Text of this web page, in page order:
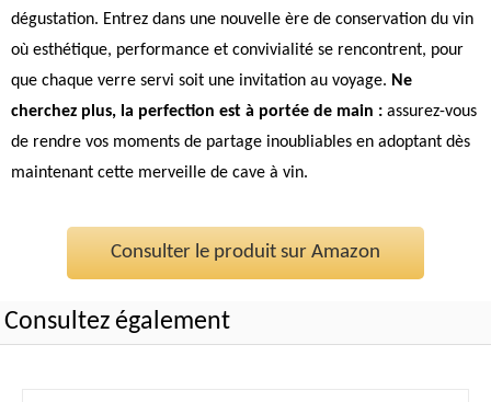
dégustation. Entrez dans une nouvelle ère de conservation du vin
où esthétique, performance et convivialité se rencontrent, pour
que chaque verre servi soit une invitation au voyage. Ne
cherchez plus, la perfection est à portée de main : assurez-vous
de rendre vos moments de partage inoubliables en adoptant dès
maintenant cette merveille de cave à vin.
Consulter le produit sur Amazon
Consultez également